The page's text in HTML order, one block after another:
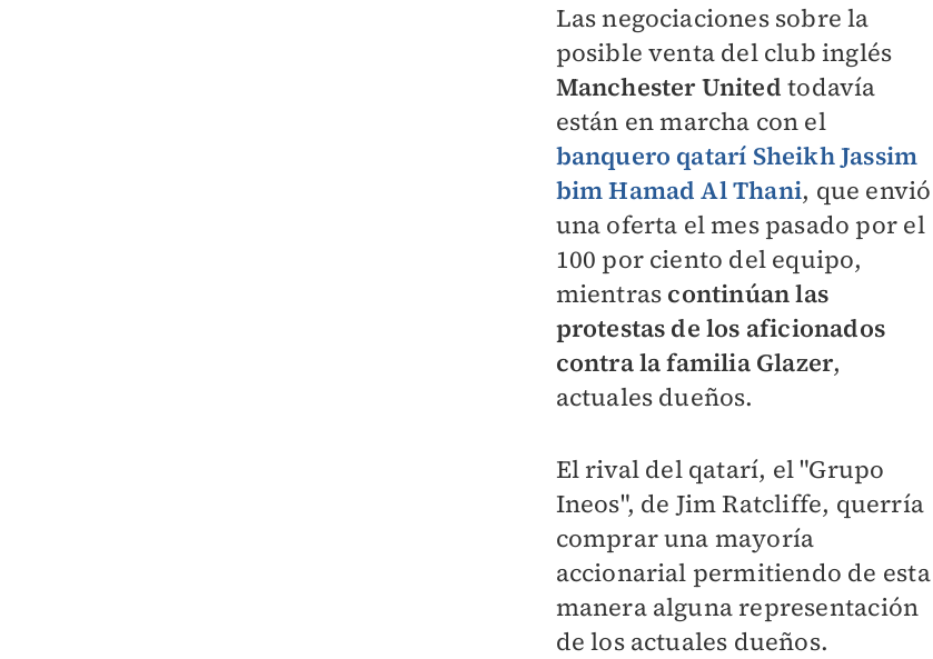
Las negociaciones sobre la
posible venta del club inglés
Manchester United todavía
están en marcha con el
banquero qatarí Sheikh Jassim
bim Hamad Al Thani, que envió
una oferta el mes pasado por el
100 por ciento del equipo,
mientras continúan las
protestas de los aficionados
contra la familia Glazer,
actuales dueños.
El rival del qatarí, el "Grupo
Ineos", de Jim Ratcliffe, querría
comprar una mayoría
accionarial permitiendo de esta
manera alguna representación
de los actuales dueños.